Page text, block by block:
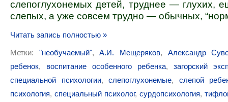
слепоглухонемых детей, труднее — глухих,
слепых, а уже совсем трудно — обычных,
Читать запись полностью »
Метки: "необучаемый",А.И. Мещеряков, Александр
ребенок, воспитание особенного ребенка, загорский
специальной психологии,слепоглухонемые, слепой
психология, специальный психолог, сурдопсихология,